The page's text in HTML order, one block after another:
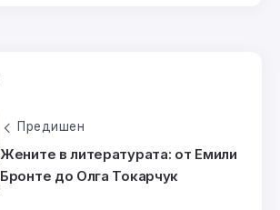
Предишен
Жените в литературата: от Емили
Бронте до Олга Токарчук